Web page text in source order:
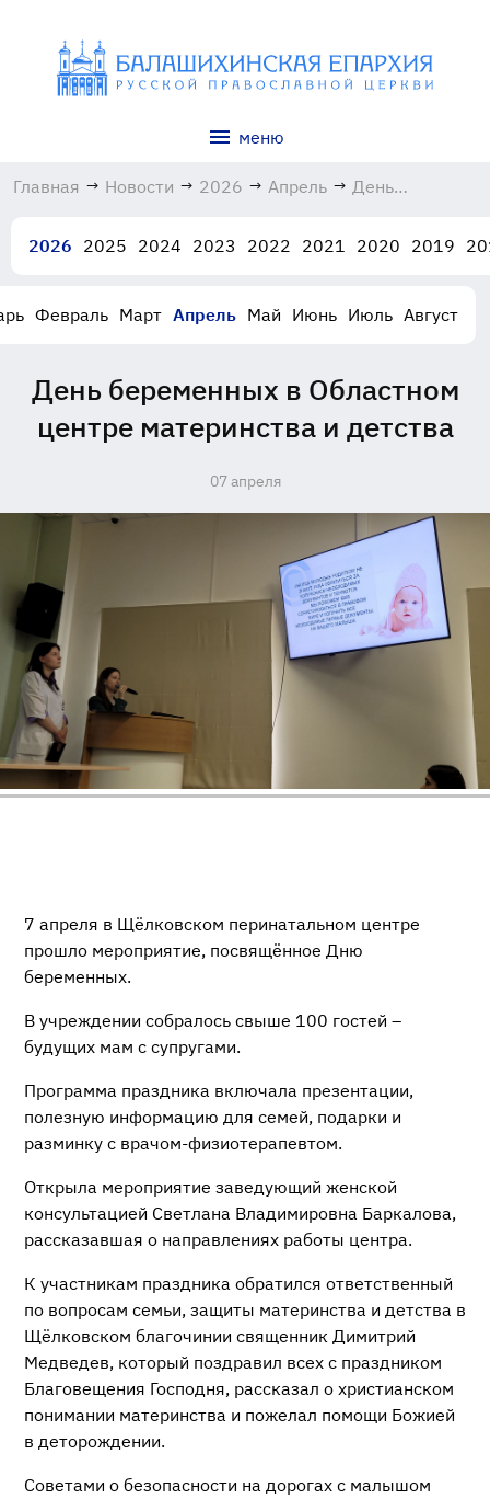
меню
Главная → Новости → 2026 → Апрель → День
центре
07.04.2026
2026 2025 2024 2023 2022 2021 2020 2019
Февраль Март Апрель Май Июнь Июль Август
День беременных в Областном
центре материнства и детства
07 апреля
7 апреля в Щёлковском перинатальном центре
прошло мероприятие, посвящённое Дню
беременных.
В учреждении собралось свыше 100 гостей –
будущих мам с супругами.
Программа праздника включала презентации,
полезную информацию для семей, подарки и
разминку с врачом-физиотерапевтом.
Открыла мероприятие заведующий женской
консультацией Светлана Владимировна Баркалова,
рассказавшая о направлениях работы центра.
К участникам праздника обратился ответственный
по вопросам семьи, защиты материнства и детства в
Щёлковском благочинии священник Димитрий
Медведев, который поздравил всех с праздником
Благовещения Господня, рассказал о христианском
понимании материнства и пожелал помощи Божией
в деторождении.
Советами о безопасности на дорогах с малышом